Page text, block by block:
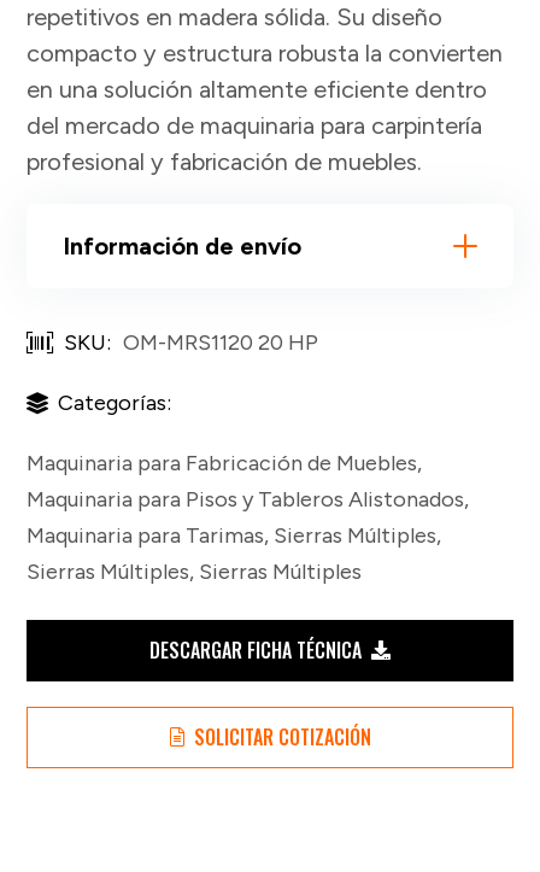
repetitivos en madera sólida. Su diseño
compacto y estructura robusta la convierten
en una solución altamente eficiente dentro
del mercado de maquinaria para carpintería
profesional y fabricación de muebles.
Información de envío
SKU: OM-MRS1120 20 HP
Categorías:
Maquinaria para Fabricación de Muebles,
Maquinaria para Pisos y Tableros Alistonados,
Maquinaria para Tarimas, Sierras Múltiples,
Sierras Múltiples, Sierras Múltiples
DESCARGAR FICHA TÉCNICA
SOLICITAR COTIZACIÓN